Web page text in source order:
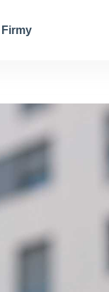
Firmy